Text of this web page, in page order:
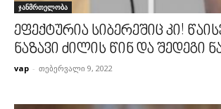
ჯანმრთელობა
ეფექტურია სიბერეშიც კი!
ნაზავი ძილის წინ და შედეგი
vap - თებერვალი 9, 2022